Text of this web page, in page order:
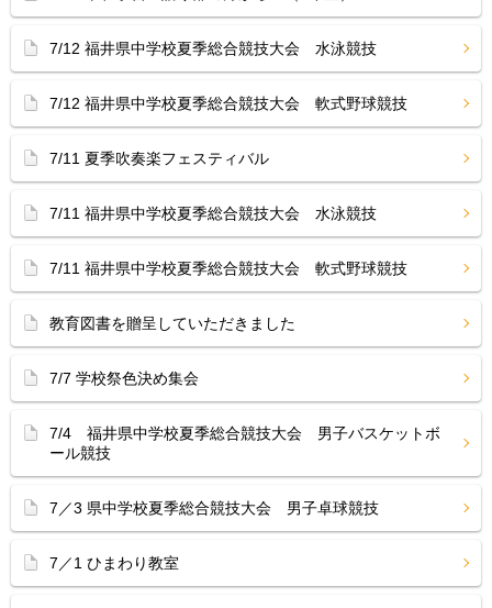
7/12 福井県中学校夏季総合競技大会 水泳競技
7/12 福井県中学校夏季総合競技大会 軟式野球競技
7/11 夏季吹奏楽フェスティバル
7/11 福井県中学校夏季総合競技大会 水泳競技
7/11 福井県中学校夏季総合競技大会 軟式野球競技
教育図書を贈呈していただきました
7/7 学校祭色決め集会
7/4 福井県中学校夏季総合競技大会 男子バスケットボ
ール競技
7／3 県中学校夏季総合競技大会 男子卓球競技
7／1 ひまわり教室